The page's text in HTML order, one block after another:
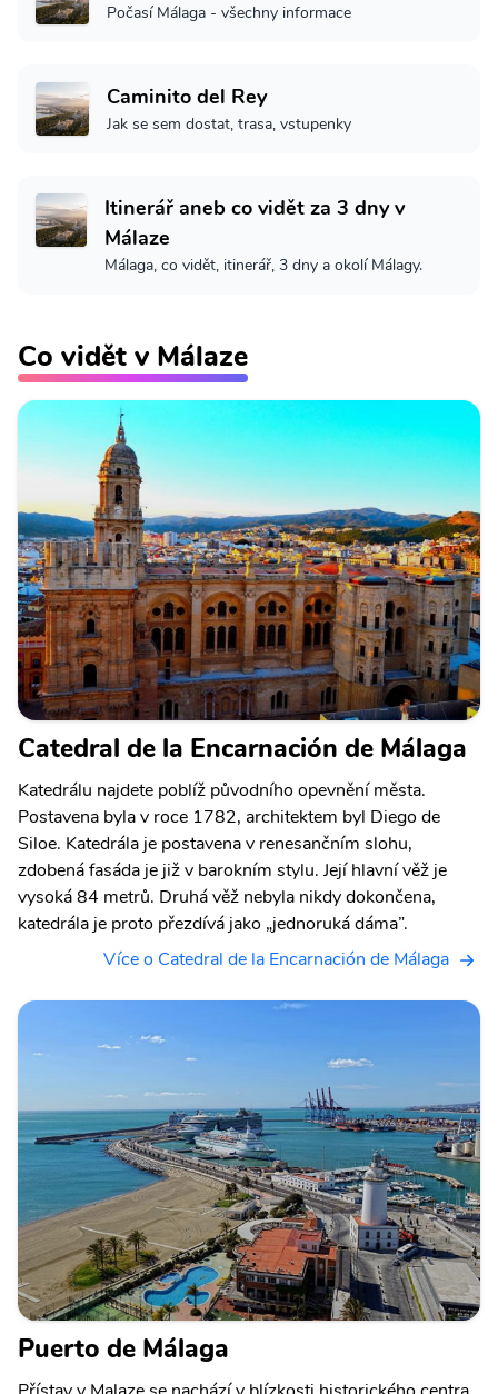
Počasí Málaga - všechny informace
Caminito del Rey
Jak se sem dostat, trasa, vstupenky
Itinerář aneb co vidět za 3 dny v
Málaze
Málaga, co vidět, itinerář, 3 dny a okolí Málagy.
Co vidět v Málaze
Catedral de la Encarnación de Málaga
Katedrálu najdete poblíž původního opevnění města.
Postavena byla v roce 1782, architektem byl Diego de
Siloe. Katedrála je postavena v renesančním slohu,
zdobená fasáda je již v barokním stylu. Její hlavní věž je
vysoká 84 metrů. Druhá věž nebyla nikdy dokončena,
katedrála je proto přezdívá jako „jednoruká dáma”.
Více o Catedral de la Encarnación de Málaga
Puerto de Málaga